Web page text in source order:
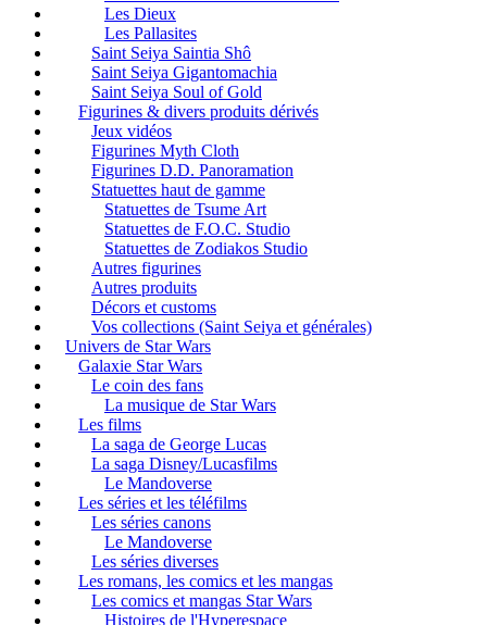
Les Dieux
Les Pallasites
Saint Seiya Saintia Shô
Saint Seiya Gigantomachia
Saint Seiya Soul of Gold
Figurines & divers produits dérivés
Jeux vidéos
Figurines Myth Cloth
Figurines D.D. Panoramation
Statuettes haut de gamme
Statuettes de Tsume Art
Statuettes de F.O.C. Studio
Statuettes de Zodiakos Studio
Autres figurines
Autres produits
Décors et customs
Vos collections (Saint Seiya et générales)
Univers de Star Wars
Galaxie Star Wars
Le coin des fans
La musique de Star Wars
Les films
La saga de George Lucas
La saga Disney/Lucasfilms
Le Mandoverse
Les séries et les téléfilms
Les séries canons
Le Mandoverse
Les séries diverses
Les romans, les comics et les mangas
Les comics et mangas Star Wars
Histoires de l'Hyperespace